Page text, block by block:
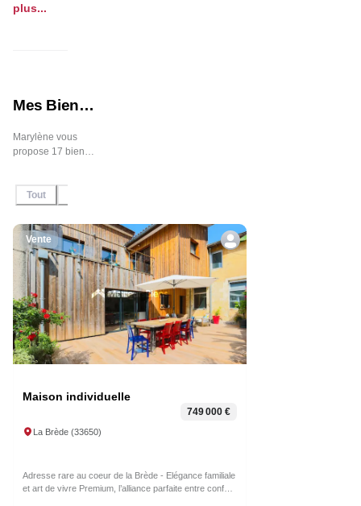
plus...
Mes Biens
Marylène vous
propose 17 biens
location, n'hésitez
l'agent pour plus
d'informations.
Tout
Vente
Maison individuelle
La Brède (33650)
749 000 €
Adresse rare au coeur de la Brède - Elégance familiale
et art de vivre Premium, l’alliance parfaite entre confort,